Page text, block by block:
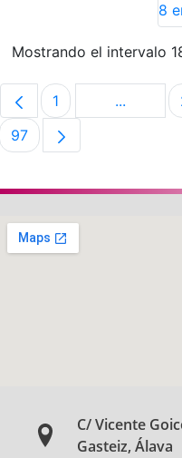
8
Mostrando el intervalo
Página
1 ...Páginas
Página
97
C/ Vicente
Gasteiz, Álava